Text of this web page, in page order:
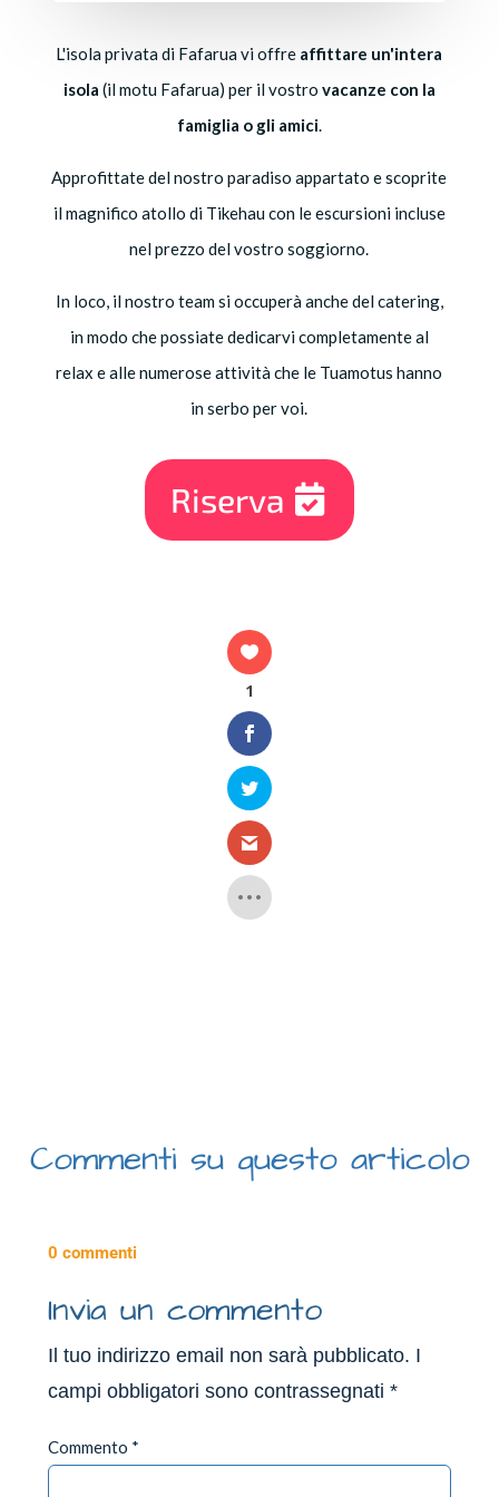
L'isola privata di Fafarua vi offre affittare un'intera
isola (il motu Fafarua) per il vostro vacanze con la
famiglia o gli amici.
Approfittate del nostro paradiso appartato e scoprite
il magnifico atollo di Tikehau con le escursioni incluse
nel prezzo del vostro soggiorno.
In loco, il nostro team si occuperà anche del catering,
in modo che possiate dedicarvi completamente al
relax e alle numerose attività che le Tuamotus hanno
in serbo per voi.
Riserva
1
Commenti su questo articolo
0 commenti
Invia un commento
Il tuo indirizzo email non sarà pubblicato. I
campi obbligatori sono contrassegnati *
Commento *